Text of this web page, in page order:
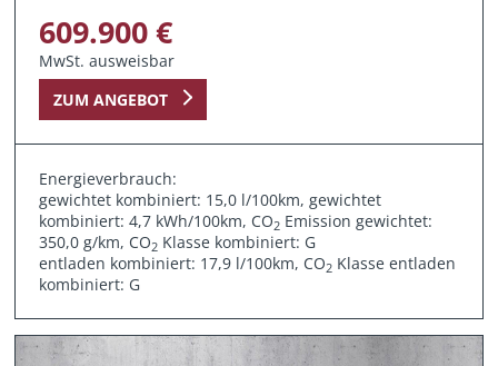
609.900 €
MwSt. ausweisbar
ZUM ANGEBOT
Energieverbrauch:
gewichtet kombiniert: 15,0 l/100km, gewichtet
kombiniert: 4,7 kWh/100km, CO2 Emission gewichtet:
350,0 g/km, CO2 Klasse kombiniert: G
entladen kombiniert: 17,9 l/100km, CO2 Klasse entladen
kombiniert: G